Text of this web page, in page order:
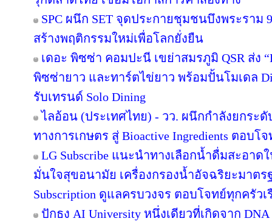
SPC ผนึก SET จุดประกายชุมชนบึงพระรา
สร้างพฤติกรรมใหม่เพื่อโลกยั่งยืน
เดอะ พิซซ่า คอมปะนี เขย่าสมรภูมิ QSR ส่ง
พิซซ่ายาว และทาร์ตไข่ยาว พร้อมปั้นโมเดล
รับเทรนด์ Solo Dining
ไลอ้อน (ประเทศไทย) - วว. ผนึกกำลังยกระ
ทางการเกษตร สู่ Bioactive Ingredients ตอบโ
LG Subscribe แนะนำทางเลือกน้ำดื่มสะอา
มั่นใจสุขอนามัย เครื่องกรองน้ำอัจฉริยะมาต
Subscription ดูแลครบวงจร ตอบโจทย์ทุกครัวเ
ปักธง AI University หนึ่งเดียวที่เกิดจาก